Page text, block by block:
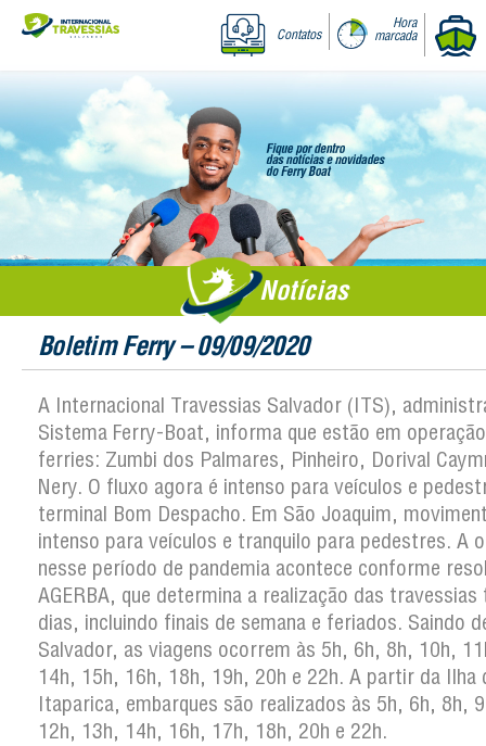
Contatos
Hora
marcada
Notícias
Boletim Ferry – 09/09/2020
A Internacional Travessias Salvador (ITS),
Sistema Ferry-Boat, informa que estão em
ferries: Zumbi dos Palmares, Pinheiro, Dorival
Nery. O fluxo agora é intenso para veículos e
terminal Bom Despacho. Em São Joaquim,
intenso para veículos e tranquilo para pedestres. A
nesse período de pandemia acontece conforme
AGERBA, que determina a realização das
dias, incluindo finais de semana e feriados. Saindo
Salvador, as viagens ocorrem às 5h, 6h, 8h, 10h,
14h, 15h, 16h, 18h, 19h, 20h e 22h. A partir da Ilha
Itaparica, embarques são realizados às 5h, 6h, 8h,
12h, 13h, 14h, 16h, 17h, 18h, 20h e 22h.